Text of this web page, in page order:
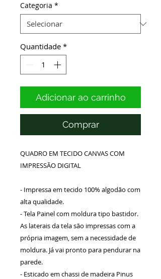
Categoria *
Quantidade *
Adicionar ao carrinho
Comprar
QUADRO EM TECIDO CANVAS COM
IMPRESSÃO DIGITAL
- Impressa em tecido 100% algodão com
alta qualidade.
- Tela Painel com moldura tipo bastidor.
As laterais da tela são impressas com a
própria imagem, sem a necessidade de
moldura. Já vai pronto para pendurar na
parede.
- Esticado em chassi de madeira Pinus